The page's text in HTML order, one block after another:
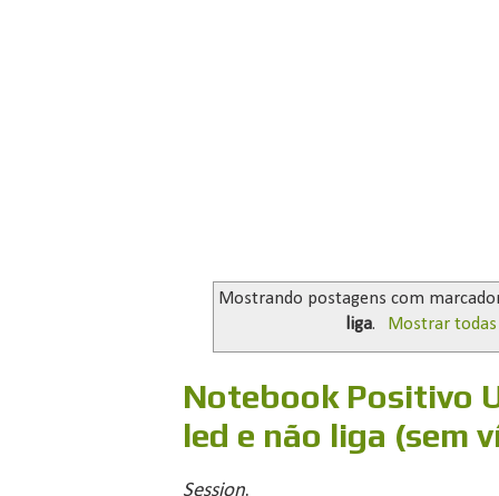
Mostrando postagens com
liga. Mostrar
Notebook Positivo
led e não liga (sem
Session.